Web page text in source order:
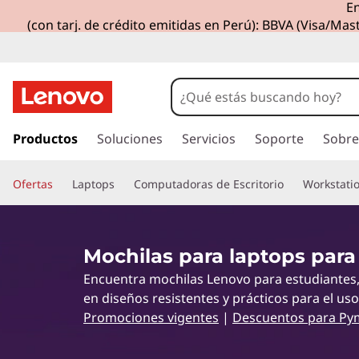
h
(con tarj. de crédito emitidas en Perú): BBVA (Visa/
r
c
o
Productos Soluciones Servicios Soporte
Ofertas Laptops Computadoras de Escritorio
Mochilas para laptops
Encuentra mochilas Lenovo para
en diseños resistentes y prácticos para el
Promociones vigentes | Descuentos para